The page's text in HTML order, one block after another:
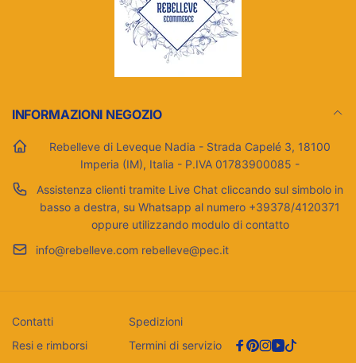
INFORMAZIONI NEGOZIO
Rebelleve di Leveque Nadia - Strada Capelé 3, 18100
Imperia (IM), Italia - P.IVA 01783900085 -
Assistenza clienti tramite Live Chat cliccando sul simbolo in
basso a destra, su Whatsapp al numero +39378/4120371
oppure utilizzando modulo di contatto
info@rebelleve.com rebelleve@pec.it
Contatti
Spedizioni
Resi e rimborsi
Termini di servizio
Facebook
Pinterest
Instagram
YouTube
TikTok